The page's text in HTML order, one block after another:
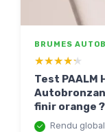
BRUMES
★★★★★
★★★★★
Test PAALM
finir orange ?
Rendu